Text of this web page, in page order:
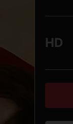
HD